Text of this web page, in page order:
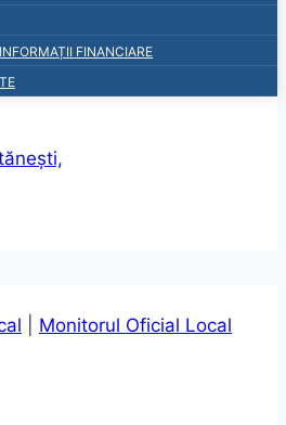
FINANCIARE
Monitorul Oficial Local